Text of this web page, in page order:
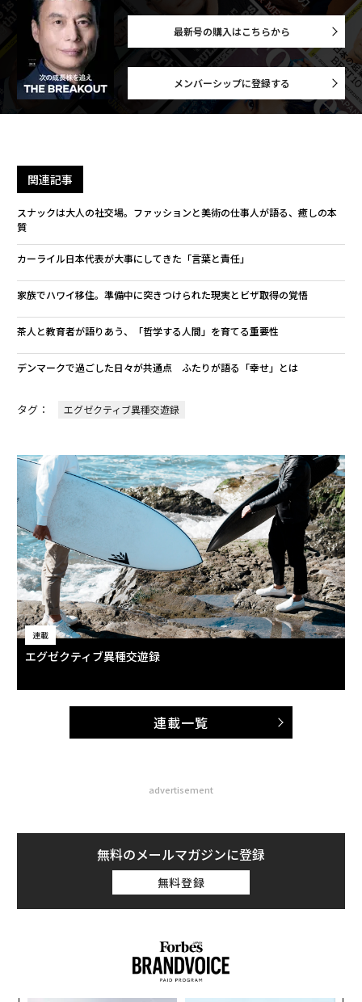
最新号の購入はこちらから
メンバーシップに登録する
関連記事
スナックは大人の社交場。ファッションと美術の仕事人が語る、癒しの本
質
カーライル日本代表が大事にしてきた「言葉と責任」
家族でハワイ移住。準備中に突きつけられた現実とビザ取得の覚悟
茶人と教育者が語りあう、「哲学する人間」を育てる重要性
デンマークで過ごした日々が共通点 ふたりが語る「幸せ」とは
タグ： エグゼクティブ異種交遊録
連載
エグゼクティブ異種交遊録
連載一覧
advertisement
無料のメールマガジンに登録
無料登録